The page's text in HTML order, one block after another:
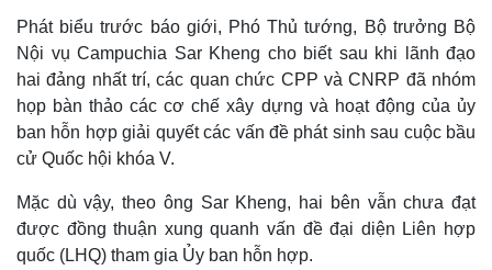
Phát biểu trước báo giới, Phó Thủ tướng, Bộ trưởng Bộ
Nội vụ Campuchia Sar Kheng cho biết sau khi lãnh đạo
hai đảng nhất trí, các quan chức CPP và CNRP đã nhóm
họp bàn thảo các cơ chế xây dựng và hoạt động của ủy
ban hỗn hợp giải quyết các vấn đề phát sinh sau cuộc bầu
cử Quốc hội khóa V.
Mặc dù vậy, theo ông Sar Kheng, hai bên vẫn chưa đạt
được đồng thuận xung quanh vấn đề đại diện Liên hợp
quốc (LHQ) tham gia Ủy ban hỗn hợp.